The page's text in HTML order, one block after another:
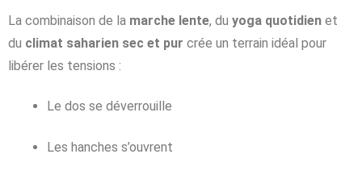
La combinaison de la marche lente, du yoga quotidien et
du climat saharien sec et pur crée un terrain idéal pour
libérer les tensions :
Le dos se déverrouille
Les hanches s’ouvrent